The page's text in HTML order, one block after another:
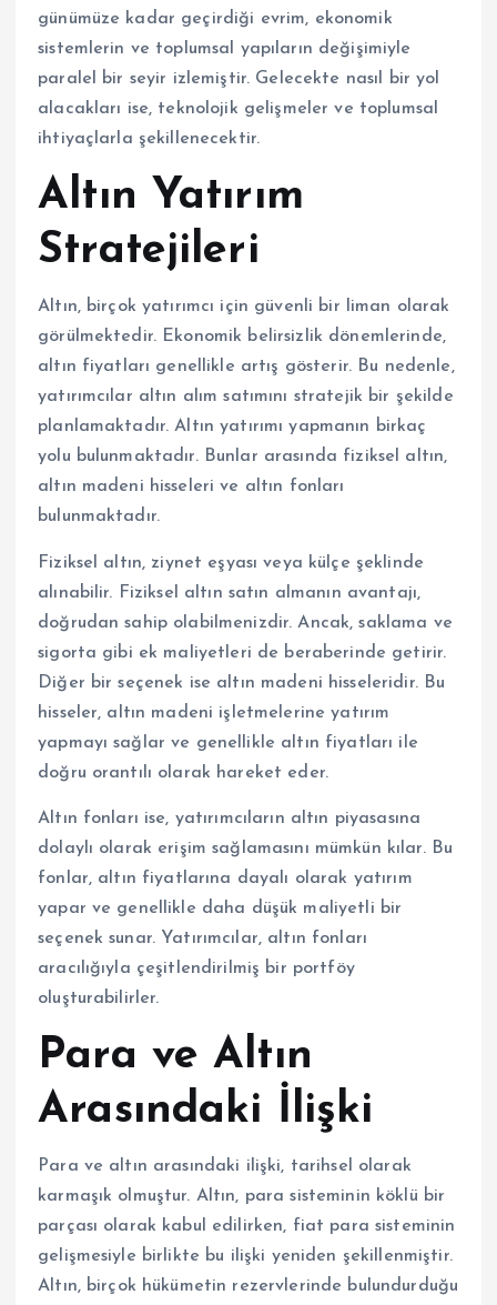
günümüze kadar geçirdiği evrim, ekonomik
sistemlerin ve toplumsal yapıların değişimiyle
paralel bir seyir izlemiştir. Gelecekte nasıl bir yol
alacakları ise, teknolojik gelişmeler ve toplumsal
ihtiyaçlarla şekillenecektir.
Altın Yatırım
Stratejileri
Altın, birçok yatırımcı için güvenli bir liman olarak
görülmektedir. Ekonomik belirsizlik dönemlerinde,
altın fiyatları genellikle artış gösterir. Bu nedenle,
yatırımcılar altın alım satımını stratejik bir şekilde
planlamaktadır. Altın yatırımı yapmanın birkaç
yolu bulunmaktadır. Bunlar arasında fiziksel altın,
altın madeni hisseleri ve altın fonları
bulunmaktadır.
Fiziksel altın, ziynet eşyası veya külçe şeklinde
alınabilir. Fiziksel altın satın almanın avantajı,
doğrudan sahip olabilmenizdir. Ancak, saklama ve
sigorta gibi ek maliyetleri de beraberinde getirir.
Diğer bir seçenek ise altın madeni hisseleridir. Bu
hisseler, altın madeni işletmelerine yatırım
yapmayı sağlar ve genellikle altın fiyatları ile
doğru orantılı olarak hareket eder.
Altın fonları ise, yatırımcıların altın piyasasına
dolaylı olarak erişim sağlamasını mümkün kılar. Bu
fonlar, altın fiyatlarına dayalı olarak yatırım
yapar ve genellikle daha düşük maliyetli bir
seçenek sunar. Yatırımcılar, altın fonları
aracılığıyla çeşitlendirilmiş bir portföy
oluşturabilirler.
Para ve Altın
Arasındaki İlişki
Para ve altın arasındaki ilişki, tarihsel olarak
karmaşık olmuştur. Altın, para sisteminin köklü bir
parçası olarak kabul edilirken, fiat para sisteminin
gelişmesiyle birlikte bu ilişki yeniden şekillenmiştir.
Altın, birçok hükümetin rezervlerinde bulundurduğu